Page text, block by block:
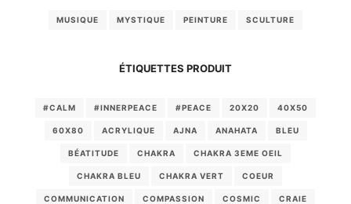
MUSIQUE MYSTIQUE PEINTURE SCULTURE
ÉTIQUETTES PRODUIT
#CALM #INNERPEACE #PEACE 20X20 40X50
60X80 ACRYLIQUE AJNA ANAHATA BLEU
BÉATITUDE CHAKRA CHAKRA 3EME OEIL
CHAKRA BLEU CHAKRA VERT COEUR
COMMUNICATION COMPASSION COSMIC CRAIE